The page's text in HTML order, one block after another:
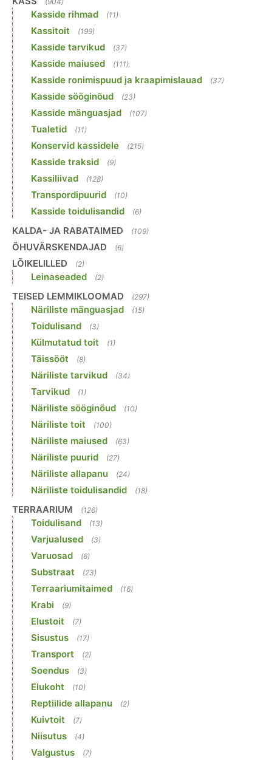
Kasside rihmad (11)
Kassitoit (199)
Kasside tarvikud (37)
Kasside maiused (111)
Kasside ronimispuud ja kraapimislauad (37)
Kasside sööginõud (23)
Kasside mänguasjad (107)
Tualetid (11)
Konservid kassidele (215)
Kasside traksid (9)
Kassiliivad (128)
Transpordipuurid (10)
Kasside toidulisandid (6)
KALDA- JA RABATAIMED (109)
ÕHUVÄRSKENDAJAD (6)
LÕIKELILLED (2)
Leinaseaded (2)
TEISED LEMMIKLOOMAD (297)
Näriliste mänguasjad (15)
Toidulisand (3)
Külmutatud toit (1)
Täissööt (8)
Näriliste tarvikud (34)
Tarvikud (1)
Näriliste sööginõud (10)
Näriliste toit (100)
Näriliste maiused (63)
Näriliste puurid (27)
Näriliste allapanu (24)
Näriliste toidulisandid (18)
TERRAARIUM (126)
Toidulisand (13)
Varjualused (3)
Varuosad (6)
Substraat (23)
Terraariumitaimed (16)
Krabi (9)
Elustoit (7)
Sisustus (17)
Transport (2)
Soendus (3)
Elukoht (10)
Reptiilide allapanu (2)
Kuivtoit (7)
Niisutus (4)
Valgustus (7)